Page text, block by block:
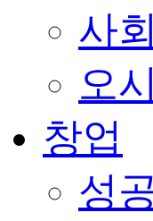
사
오
창업
성